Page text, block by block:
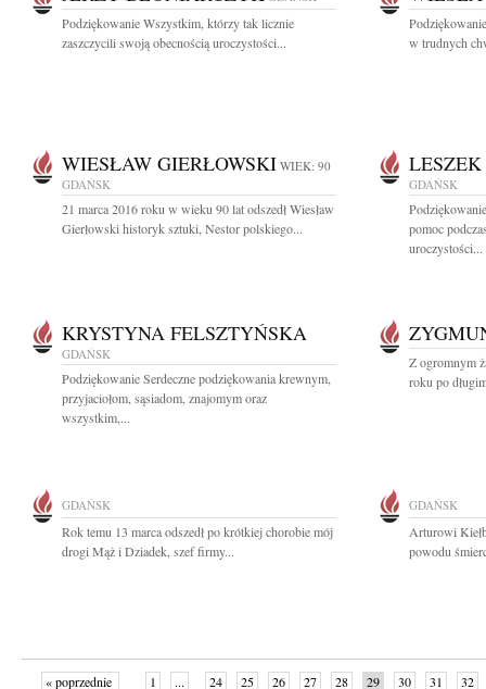
Podziękowanie Wszystkim, którzy tak licznie
zaszczycili swoją obecnością uroczystości...
w trudnych
WIESŁAW GIERŁOWSKI WIEK: 90
GDAŃSK
21 marca 2016 roku w wieku 90 lat odszedł Wiesław
Gierłowski historyk sztuki, Nestor polskiego...
GDAŃSK
pomoc
uroczystości...
KRYSTYNA FELSZTYŃSKA
GDAŃSK
Podziękowanie Serdeczne podziękowania krewnym,
przyjaciołom, sąsiadom, znajomym oraz
wszystkim,...
Z ogromnym
roku po
GDAŃSK
Rok temu 13 marca odszedł po krótkiej chorobie mój
drogi Mąż i Dziadek, szef firmy...
GDAŃSK
Arturowi
powodu
« poprzednie 1 ... 24 25 26 27 28 29 30 31 32